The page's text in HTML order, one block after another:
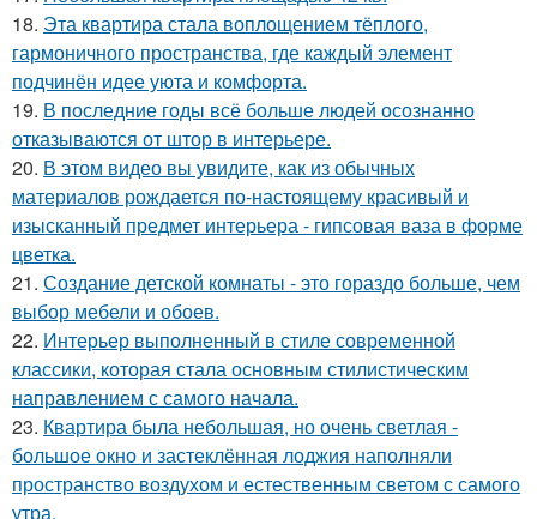
18. Эта квартира стала воплощением тёплого,
гармоничного пространства, где каждый элемент
подчинён идее уюта и комфорта.
19. В последние годы всё больше людей осознанно
отказываются от штор в интерьере.
20. В этом видео вы увидите, как из обычных
материалов рождается по-настоящему красивый и
изысканный предмет интерьера - гипсовая ваза в форме
цветка.
21. Создание детской комнаты - это гораздо больше, чем
выбор мебели и обоев.
22. Интерьер выполненный в стиле современной
классики, которая стала основным стилистическим
направлением с самого начала.
23. Квартира была небольшая, но очень светлая -
большое окно и застеклённая лоджия наполняли
пространство воздухом и естественным светом с самого
утра.